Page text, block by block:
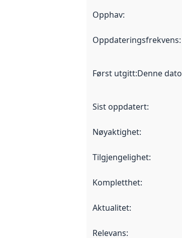
Opphav:
Oppdateringsfrekvens:
Først utgitt:Denne
Sist oppdatert:
Nøyaktighet:
Tilgjengelighet:
Kompletthet:
Aktualitet:
Relevans: